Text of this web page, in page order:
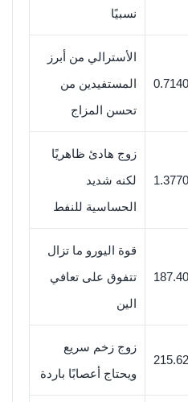
نسبيًا
0.7140
الأسترالي من أبرز
المستفيدين من
تحسن المزاج
1.3770
زوج هادئ ظاهريًا
لكنه شديد
الحساسية للنفط
187.40
قوة اليورو ما تزال
تتفوق على تعافي
الين
215.62
زوج زخم سريع
ويحتاج أعصابًا باردة